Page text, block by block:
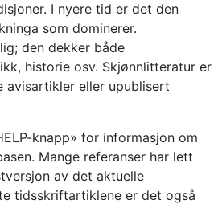
I nyere tid er det den
som dominerer.
den dekker både
historie osv. Skjønnlitteratur er
avisartikler eller upublisert
knapp» for informasjon om
Mange referanser har lett
av det aktuelle
tidsskriftartiklene er det også